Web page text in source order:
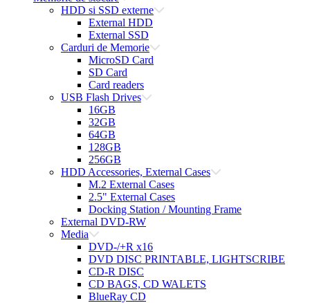
HDD si SSD externe
External HDD
External SSD
Carduri de Memorie
MicroSD Card
SD Card
Card readers
USB Flash Drives
16GB
32GB
64GB
128GB
256GB
HDD Accessories, External Cases
M.2 External Cases
2.5" External Cases
Docking Station / Mounting Frame
External DVD-RW
Media
DVD-/+R x16
DVD DISC PRINTABLE, LIGHTSCRIBE
CD-R DISC
CD BAGS, CD WALETS
BlueRay CD